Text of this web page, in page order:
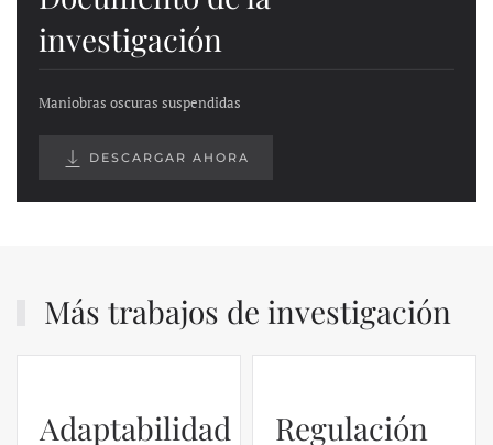
investigación
Maniobras oscuras suspendidas
DESCARGAR AHORA
Más trabajos de investigación
Regulación